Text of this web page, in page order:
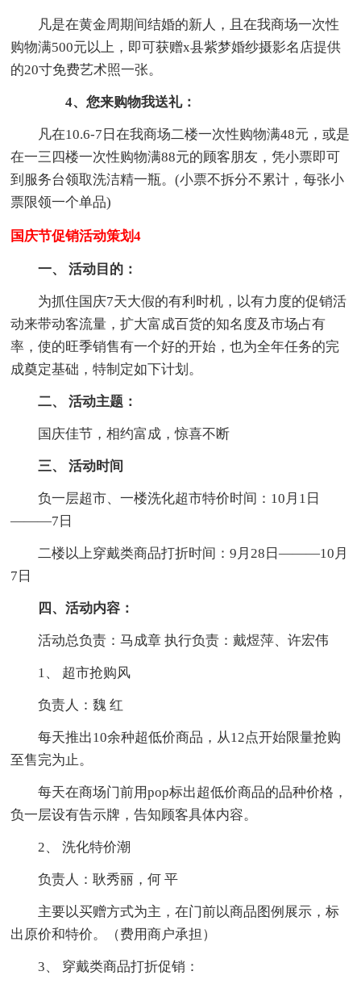
凡是在黄金周期间结婚的新人，且在我商场一次性
购物满500元以上，即可获赠x县紫梦婚纱摄影名店提供
的20寸免费艺术照一张。
4、您来购物我送礼：
凡在10.6-7日在我商场二楼一次性购物满48元，或是
在一三四楼一次性购物满88元的顾客朋友，凭小票即可
到服务台领取洗洁精一瓶。(小票不拆分不累计，每张小
票限领一个单品)
国庆节促销活动策划4
一、 活动目的：
为抓住国庆7天大假的有利时机，以有力度的促销活
动来带动客流量，扩大富成百货的知名度及市场占有
率，使的旺季销售有一个好的开始，也为全年任务的完
成奠定基础，特制定如下计划。
二、 活动主题：
国庆佳节，相约富成，惊喜不断
三、 活动时间
负一层超市、一楼洗化超市特价时间：10月1日
———7日
二楼以上穿戴类商品打折时间：9月28日———10月
7日
四、活动内容：
活动总负责：马成章 执行负责：戴煜萍、许宏伟
1、 超市抢购风
负责人：魏 红
每天推出10余种超低价商品，从12点开始限量抢购
至售完为止。
每天在商场门前用pop标出超低价商品的品种价格，
负一层设有告示牌，告知顾客具体内容。
2、 洗化特价潮
负责人：耿秀丽，何 平
主要以买赠方式为主，在门前以商品图例展示，标
出原价和特价。（费用商户承担）
3、 穿戴类商品打折促销：